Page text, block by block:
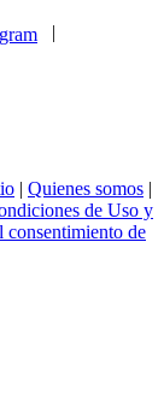
| Quienes somos |
de Uso y
consentimiento de